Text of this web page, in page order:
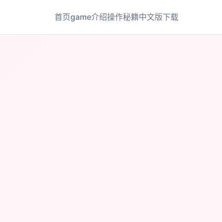
首页game介绍操作秘籍中文版下载